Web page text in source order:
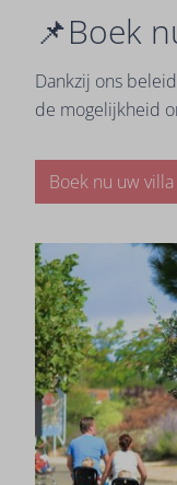
📌Boek
Dankzij ons
de mogelijkheid
Boek nu uw villa